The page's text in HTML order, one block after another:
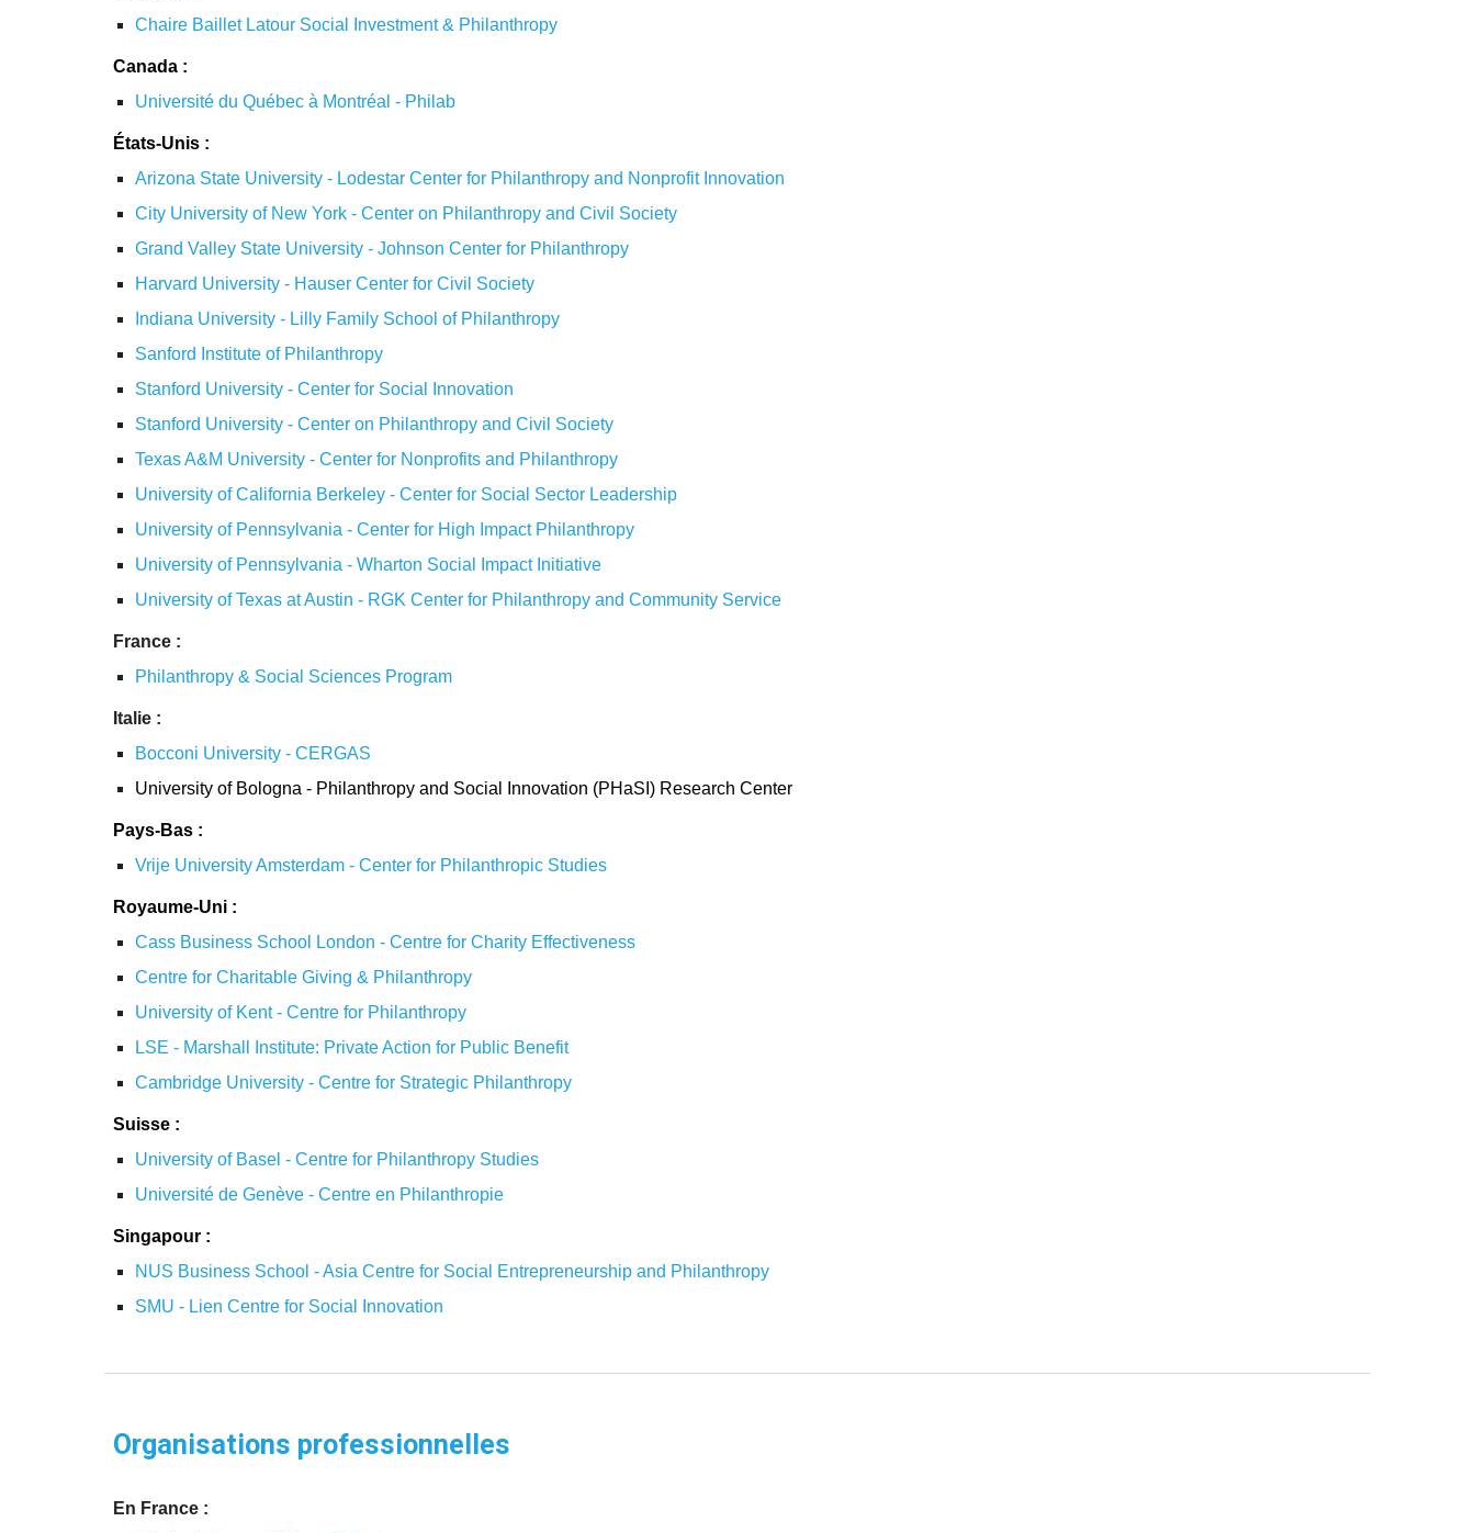
Chaire Baillet Latour Social Investment & Philanthropy
Canada :
Université du Québec à Montréal - Philab
États-Unis :
Arizona State University - Lodestar Center for Philanthropy and Nonprofit Innovation
City University of New York - Center on Philanthropy and Civil Society
Grand Valley State University - Johnson Center for Philanthropy
Harvard University - Hauser Center for Civil Society
Indiana University - Lilly Family School of Philanthropy
Sanford Institute of Philanthropy
Stanford University - Center for Social Innovation
Stanford University - Center on Philanthropy and Civil Society
Texas A&M University - Center for Nonprofits and Philanthropy
University of California Berkeley - Center for Social Sector Leadership
University of Pennsylvania - Center for High Impact Philanthropy
University of Pennsylvania - Wharton Social Impact Initiative
University of Texas at Austin - RGK Center for Philanthropy and Community Service
France :
Philanthropy & Social Sciences Program
Italie :
Bocconi University - CERGAS
University of Bologna - Philanthropy and Social Innovation (PHaSI) Research Center
Pays-Bas :
Vrije University Amsterdam - Center for Philanthropic Studies
Royaume-Uni :
Cass Business School London - Centre for Charity Effectiveness
Centre for Charitable Giving & Philanthropy
University of Kent - Centre for Philanthropy
LSE - Marshall Institute: Private Action for Public Benefit
Cambridge University - Centre for Strategic Philanthropy
Suisse :
University of Basel - Centre for Philanthropy Studies
Université de Genève - Centre en Philanthropie
Singapour :
NUS Business School - Asia Centre for Social Entrepreneurship and Philanthropy
SMU - Lien Centre for Social Innovation
Organisations professionnelles
En France :